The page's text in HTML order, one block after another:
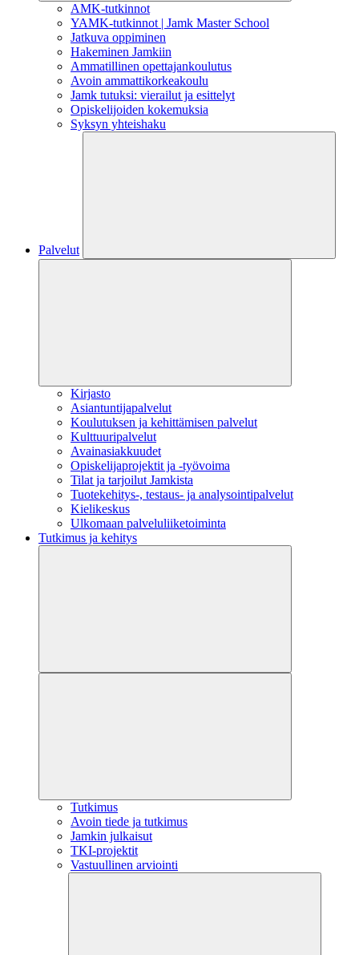
AMK-tutkinnot
YAMK-tutkinnot | Jamk Master School
Jatkuva oppiminen
Hakeminen Jamkiin
Ammatillinen opettajankoulutus
Avoin ammattikorkeakoulu
Jamk tutuksi: vierailut ja esittelyt
Opiskelijoiden kokemuksia
Syksyn yhteishaku
Palvelut
Kirjasto
Asiantuntijapalvelut
Koulutuksen ja kehittämisen palvelut
Kulttuuripalvelut
Avainasiakkuudet
Opiskelijaprojektit​ ja -työvoima
Tilat ja tarjoilut Jamkista
Tuotekehitys-, testaus- ja analysointipalvelut
Kielikeskus
Ulkomaan palveluliiketoiminta
Tutkimus ja kehitys
Tutkimus
Avoin tiede ja tutkimus
Jamkin julkaisut
TKI-projektit
Vastuullinen arviointi